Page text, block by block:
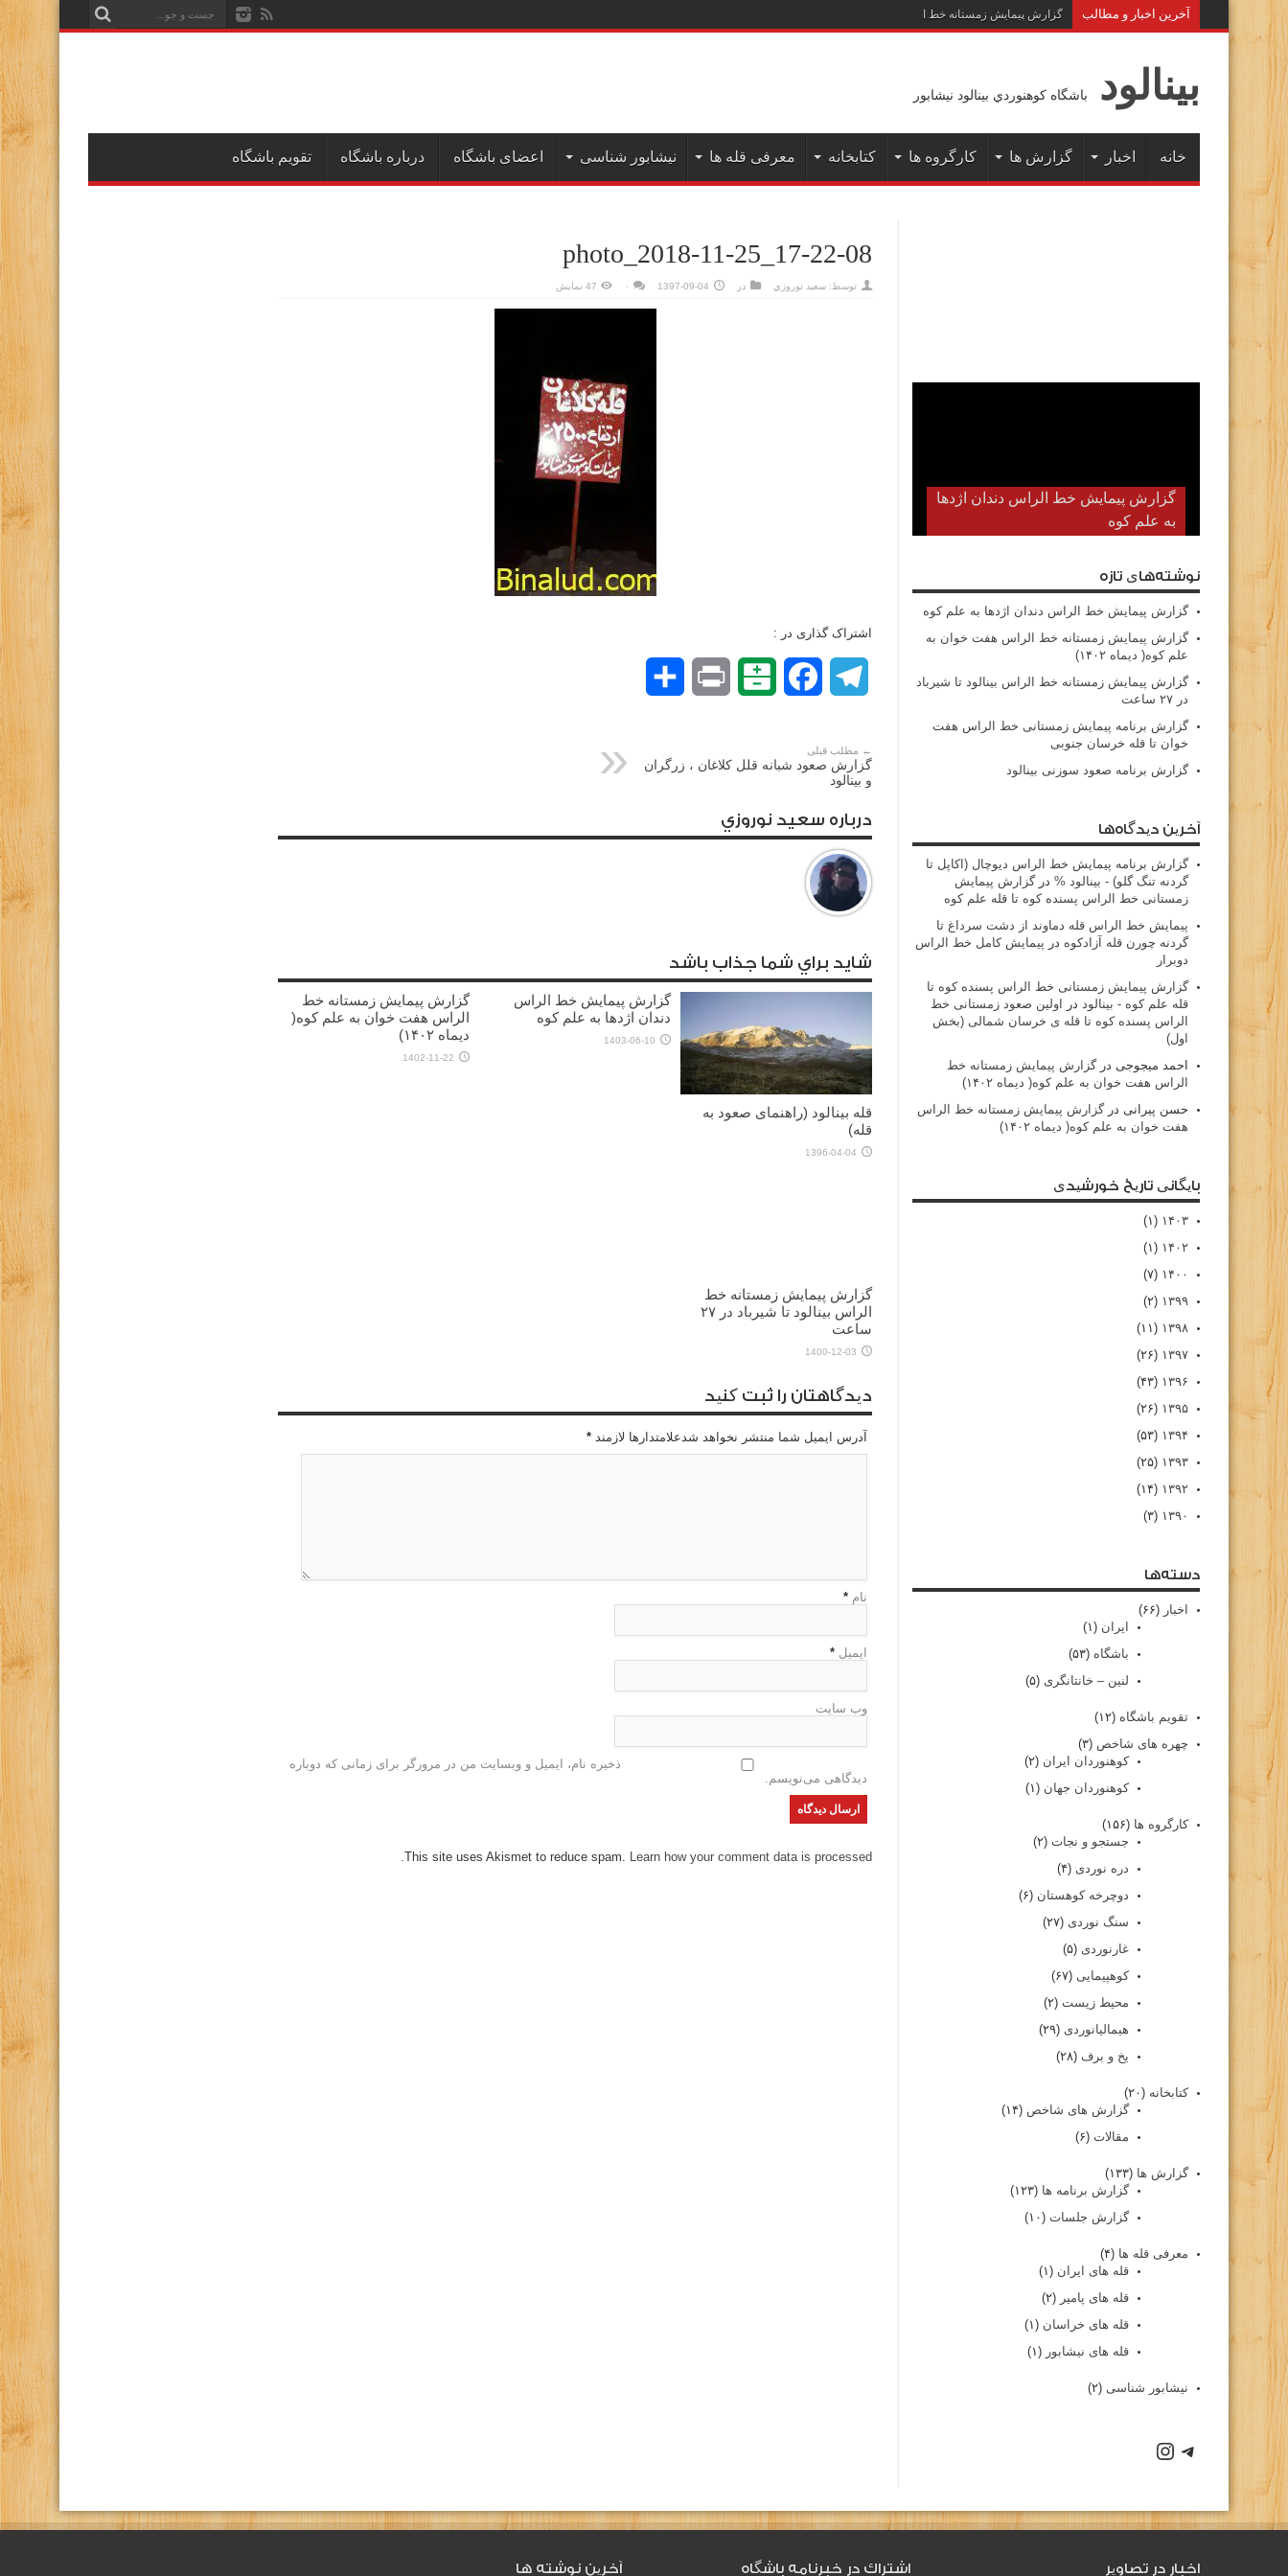
آخرين اخبار و مطالب گزارش پیمایش زمستانه خط الراس هفت خوان به علم کوه( دی
بينالود باشگاه كوهنوردي بينالود نيشابور
خانه اخبار گزارش ها کارگروه ها کتابخانه معرفی قله ها نیشابور شناسی اعضای باشگاه درباره باشگاه تقویم باشگاه
photo_2018-11-25_17-22-08
توسط: سعيد نوروزي در 1397-09-04 ۰ 47 نمایش
اشتراک گذاری در :
Telegram
Facebook
Balatarin
Print
← مطلب قبلی
گزارش صعود شبانه قلل کلاغان ، زرگران
و بینالود
درباره سعيد نوروزي
شايد براي شما جذاب باشد
قله بینالود (راهنمای صعود به
قله)
1396-04-04
گزارش پیمایش خط الراس
دندان اژدها به علم کوه
1403-06-10
گزارش پیمایش زمستانه خط
الراس هفت خوان به علم کوه(
دیماه ۱۴۰۲)
1402-11-22
گزارش پیمایش زمستانه خط
الراس بینالود تا شیرباد در ۲۷
ساعت
1400-12-03
دیدگاهتان را ثبت کنید
آدرس ایمیل شما منتشر نخواهد شدعلامتدارها لازمند *
نام *
ایمیل *
وب سایت
ذخیره نام، ایمیل و وبسایت من در مرورگر برای زمانی که دوباره
دیدگاهی می‌نویسم.
This site uses Akismet to reduce spam. Learn how your comment data is processed.
گزارش پیمایش خط الراس دندان اژدها
به علم کوه
نوشته‌های تازه
گزارش پیمایش خط الراس دندان اژدها به علم کوه
گزارش پیمایش زمستانه خط الراس هفت خوان به
علم کوه( دیماه ۱۴۰۲)
گزارش پیمایش زمستانه خط الراس بینالود تا شیرباد
در ۲۷ ساعت
گزارش برنامه پیمایش زمستانی خط الراس هفت
خوان تا قله خرسان جنوبی
گزارش برنامه صعود سوزنی بینالود
آخرین دیدگاه‌ها
گزارش برنامه پيمايش خط الراس ديوچال (اكاپل تا
گردنه تنگ گلو) - بينالود % درگزارش پیمایش
زمستانی خط الراس پسنده کوه تا قله علم کوه
پيمايش خط الراس قله دماوند از دشت سرداغ تا
گردنه چورن قله آزادكوه در پیمایش کامل خط الراس
دوبرار
گزارش پیمایش زمستانی خط الراس پسنده کوه تا
قله علم کوه - بينالود در
اولین صعود زمستانی خط
الراس پسنده کوه تا قله ی خرسان شمالی (بخش
اول)
احمد میجوجی درگزارش پیمایش زمستانه خط
الراس هفت خوان به علم کوه( دیماه ۱۴۰۲)
حسن پیرانی درگزارش پیمایش زمستانه خط الراس
هفت خوان به علم کوه( دیماه ۱۴۰۲)
بایگانی تاریخ خورشیدی
۱۴۰۳ (۱)
۱۴۰۲ (۱)
۱۴۰۰ (۷)
۱۳۹۹ (۲)
۱۳۹۸ (۱۱)
۱۳۹۷ (۲۶)
۱۳۹۶ (۴۳)
۱۳۹۵ (۲۶)
۱۳۹۴ (۵۳)
۱۳۹۳ (۲۵)
۱۳۹۲ (۱۴)
۱۳۹۰ (۳)
دسته‌ها
اخبار (۶۶)
ایران (۱)
باشگاه (۵۳)
لنین – خانتانگری (۵)
تقویم باشگاه (۱۲)
چهره های شاخص (۳)
کوهنوردان ایران (۲)
کوهنوردان جهان (۱)
کارگروه ها (۱۵۶)
جستجو و نجات (۲)
دره نوردی (۴)
دوچرخه کوهستان (۶)
سنگ نوردی (۲۷)
غارنوردی (۵)
کوهپیمایی (۶۷)
محیط زیست (۲)
هیمالیانوردی (۲۹)
یخ و برف (۲۸)
کتابخانه (۲۰)
گزارش های شاخص (۱۴)
مقالات (۶)
گزارش ها (۱۳۳)
گزارش برنامه ها (۱۲۳)
گزارش جلسات (۱۰)
معرفی قله ها (۴)
قله های ایران (۱)
قله های پامیر (۲)
قله های خراسان (۱)
قله های نیشابور (۱)
نیشابور شناسی (۲)
اخبار در تصاویر اشتراك در خبرنامه باشگاه آخرین نوشته ها